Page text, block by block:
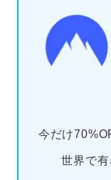
今だけ
世界で